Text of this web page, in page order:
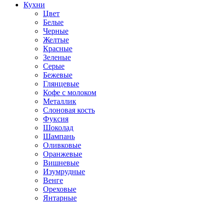
Кухни
Цвет
Белые
Черные
Желтые
Красные
Зеленые
Серые
Бежевые
Глянцевые
Кофе с молоком
Металлик
Слоновая кость
Фуксия
Шоколад
Шампань
Оливковые
Оранжевые
Вишневые
Изумрудные
Венге
Ореховые
Янтарные